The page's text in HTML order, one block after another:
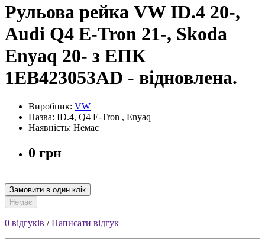
Рульова рейка VW ID.4 20-,
Audi Q4 E-Tron 21-, Skoda
Enyaq 20- з ЕПК
1EB423053AD - відновлена.
Виробник: VW
Назва: ID.4, Q4 E-Tron , Enyaq
Наявність: Немає
0 грн
Замовити в один клік
Немає
0 відгуків /Написати відгук